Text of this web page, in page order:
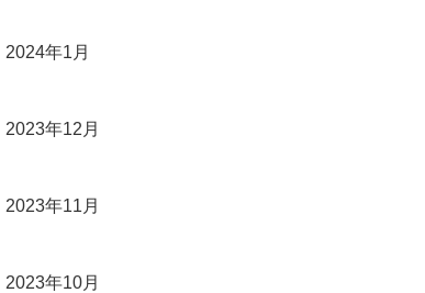
2024年1月
2023年12月
2023年11月
2023年10月